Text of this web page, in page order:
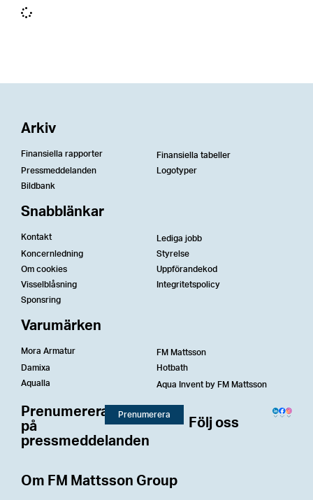
Om FM Mattsson Group
Arkiv
Finansiella rapporter
Finansiella tabeller
Pressmeddelanden
Logotyper
Bildbank
Snabblänkar
Kontakt
Lediga jobb
Koncernledning
Styrelse
Om cookies
Uppförandekod
Visselblåsning
Integritetspolicy
Sponsring
Varumärken
Mora Armatur
FM Mattsson
Damixa
Hotbath
Aqualla
Aqua Invent by FM Mattsson
Prenumerera
på
pressmeddelanden
Prenumerera
Följ oss